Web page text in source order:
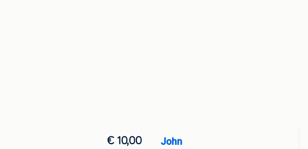
€ 10,00 John